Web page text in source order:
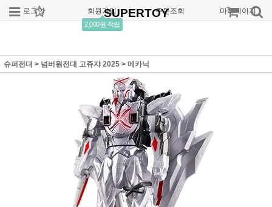
로그인 회원가입
2,000원 적립
주문조회 마이페이지
SUPERTOY
슈퍼전대 > 넘버원전대 고쥬쟈 2025 > 메카닉